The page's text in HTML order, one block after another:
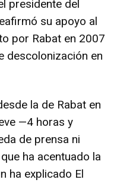
presidente del
su apoyo al
por Rabat en 2007
descolonización en
la de Rabat en
—4 horas y
de prensa ni
ha acentuado la
ha explicado El